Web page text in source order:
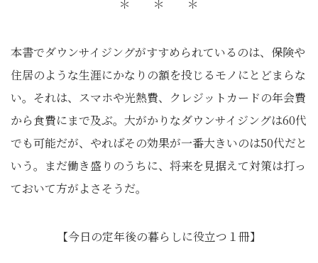
＊ ＊ ＊
本書でダウンサイジングがすすめられているのは、保険や
住居のような生涯にかなりの額を投じるモノにとどまらな
い。それは、スマホや光熱費、クレジットカードの年会費
から食費にまで及ぶ。大がかりなダウンサイジングは60代
でも可能だが、やればその効果が一番大きいのは50代だと
いう。まだ働き盛りのうちに、将来を見据えて対策は打っ
ておいて方がよさそうだ。
【今日の定年後の暮らしに役立つ１冊】